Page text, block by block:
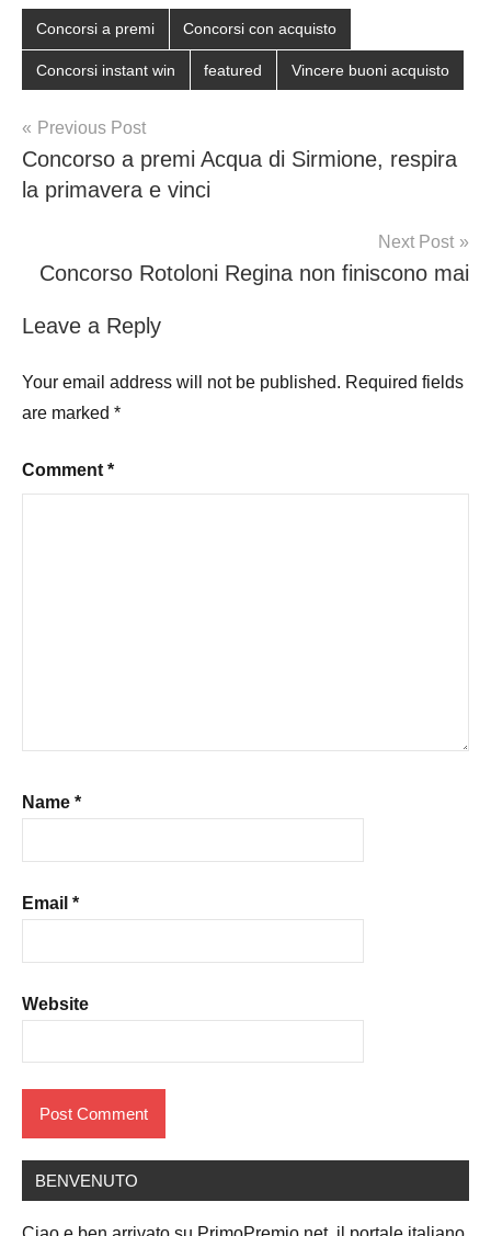
Concorsi a premi Concorsi con acquisto
Concorsi instant win featured Vincere buoni acquisto
Post
navigation
Previous Post
Concorso a premi Acqua di Sirmione, respira
la primavera e vinci
Next Post
Concorso Rotoloni Regina non finiscono mai
Leave a Reply
Your email address will not be published. Required fields
are marked *
Comment *
Name *
Email *
Website
BENVENUTO